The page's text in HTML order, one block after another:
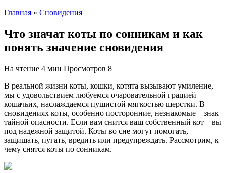
Главная » Сновидения
Что значат коты по сонникам и как
понять значение сновидения
На чтение 4 мин Просмотров 8
В реальной жизни коты, кошки, котята вызывают умиление,
мы с удовольствием любуемся очаровательной грацией
кошачьих, наслаждаемся пушистой мягкостью шерстки. В
сновидениях коты, особенно посторонние, незнакомые – знак
тайной опасности. Если вам снится ваш собственный кот – вы
под надежной защитой. Коты во сне могут помогать,
защищать, пугать, вредить или предупреждать. Рассмотрим, к
чему снятся коты по сонникам.